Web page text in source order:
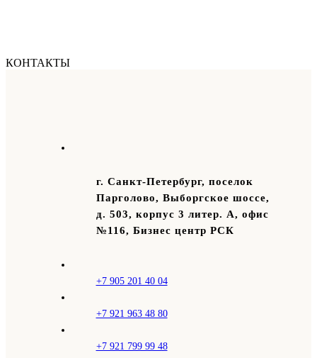
КОНТАКТЫ
г. Санкт-Петербург, поселок
Парголово, Выборгское шоссе,
д. 503, корпус 3 литер. А, офис
№116, Бизнес центр РСК
+7 905 201 40 04
+7 921 963 48 80
+7 921 799 99 48